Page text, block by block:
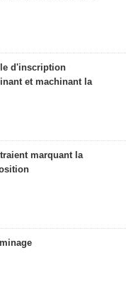
d'inscription
et machinant la
marquant la